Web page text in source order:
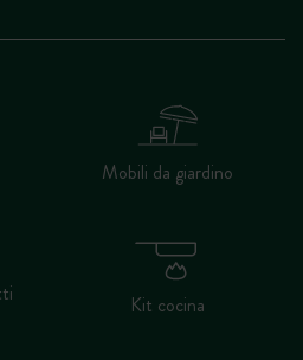
Mobili da giardino
Kit cocina